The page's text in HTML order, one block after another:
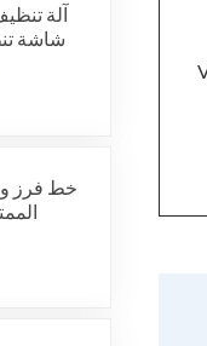
آلة
شاشة
للأرز،
خط فرز
منتجك